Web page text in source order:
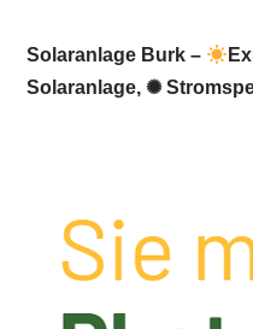
Solaranlage Burk –
Solaranlage, ✺